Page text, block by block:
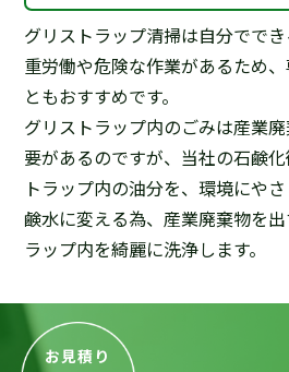
グリストラップ清掃は自分ででき
重労働や危険な作業があるため
ともおすすめです。
グリストラップ内のごみは産業
要があるのですが、当社の石鹸
トラップ内の油分を、環境にや
鹸水に変える為、産業廃棄物を
ラップ内を綺麗に洗浄します。
お見積り